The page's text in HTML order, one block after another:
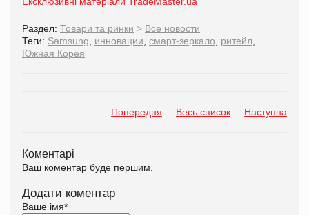
Раздел: Товари та ринки > Все новости
Теги: Samsung инновации смарт-зеркало ритейл
Южная Корея
Попередня Весь список Наступна
Коментарі
Ваш коментар буде першим.
Додати коментар
Ваше імя*